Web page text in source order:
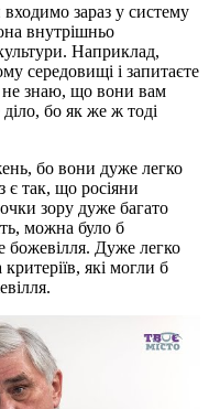
зараз у систему
внутрішньо
Наприклад,
середовищі і запитаєте
не знаю, що вони вам
бо як же ж тоді
бо вони дуже легко
є так, що росіяни
зору дуже багато
можна було б
божевілля. Дуже легко
які могли б